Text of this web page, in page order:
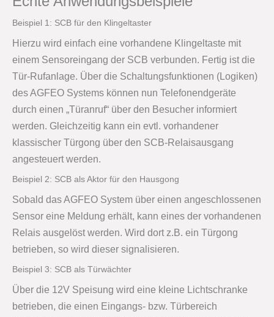
Beispiel 1: SCB für den Klingeltaster
Hierzu wird einfach eine vorhandene Klingeltaste mit
einem Sensoreingang der SCB verbunden. Fertig ist die
Tür-Rufanlage. Über die Schaltungsfunktionen (Logiken)
des AGFEO Systems können nun Telefonendgeräte
durch einen „Türanruf“ über den Besucher informiert
werden. Gleichzeitig kann ein evtl. vorhandener
klassischer Türgong über den SCB-Relaisausgang
angesteuert werden.
Beispiel 2: SCB als Aktor für den Hausgong
Sobald das AGFEO System über einen angeschlossenen
Sensor eine Meldung erhält, kann eines der vorhandenen
Relais ausgelöst werden. Wird dort z.B. ein Türgong
betrieben, so wird dieser signalisieren.
Beispiel 3: SCB als Türwächter
Über die 12V Speisung wird eine kleine Lichtschranke
betrieben, die einen Eingangs- bzw. Türbereich